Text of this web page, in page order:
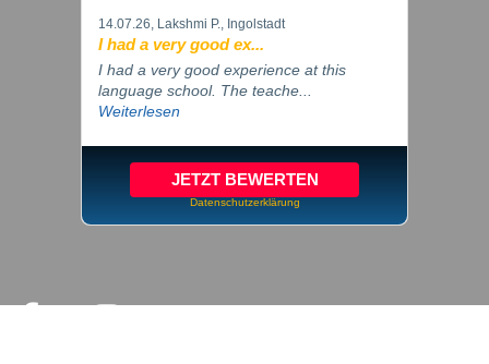
14.07.26, Lakshmi P., Ingolstadt
I had a very good ex...
I had a very good experience at this
language school. The teache...
Weiterlesen
JETZT BEWERTEN
Datenschutzerklärung